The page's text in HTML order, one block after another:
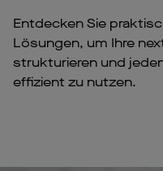
Entdecken Sie
Lösungen, um Ihre
strukturieren und
effizient zu nutzen.